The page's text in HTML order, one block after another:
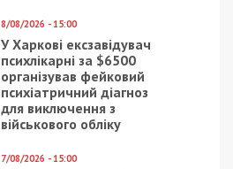
8/08/2026 - 15:00
У Харкові ексзавідувач
психлікарні за $6500
організував фейковий
психіатричний діагноз
для виключення з
військового обліку
7/08/2026 - 15:00